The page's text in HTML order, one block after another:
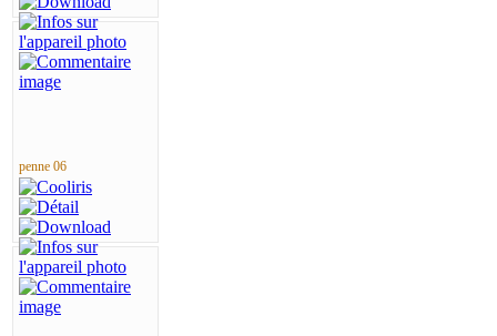
penne 06